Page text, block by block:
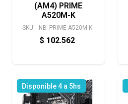
(AM4) PRIME
A520M-K
SKU: NB_PRIME A520M-K
$ 102.562
Disponible 4 a 5hs